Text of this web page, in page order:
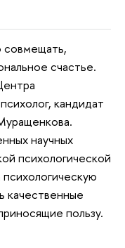
совмещать,
счастье.
кандидат
научных
психологической
качественные
пользу.